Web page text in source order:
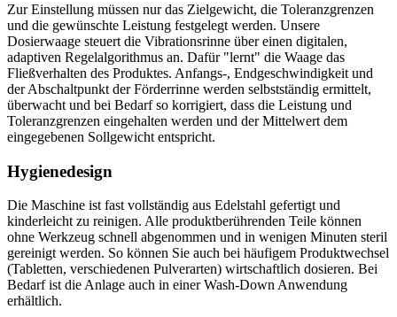
Zur Einstellung müssen nur das Zielgewicht, die Toleranzgrenzen
und die gewünschte Leistung festgelegt werden. Unsere
Dosierwaage steuert die Vibrationsrinne über einen digitalen,
adaptiven Regelalgorithmus an. Dafür "lernt" die Waage das
Fließverhalten des Produktes. Anfangs-, Endgeschwindigkeit und
der Abschaltpunkt der Förderrinne werden selbstständig ermittelt,
überwacht und bei Bedarf so korrigiert, dass die Leistung und
Toleranzgrenzen eingehalten werden und der Mittelwert dem
eingegebenen Sollgewicht entspricht.
Hygienedesign
Die Maschine ist fast vollständig aus Edelstahl gefertigt und
kinderleicht zu reinigen. Alle produktberührenden Teile können
ohne Werkzeug schnell abgenommen und in wenigen Minuten steril
gereinigt werden. So können Sie auch bei häufigem Produktwechsel
(Tabletten, verschiedenen Pulverarten) wirtschaftlich dosieren. Bei
Bedarf ist die Anlage auch in einer Wash-Down Anwendung
erhältlich.